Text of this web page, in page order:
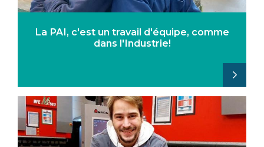
La PAI, c'est un travail d'équipe, comme
dans l'Industrie!